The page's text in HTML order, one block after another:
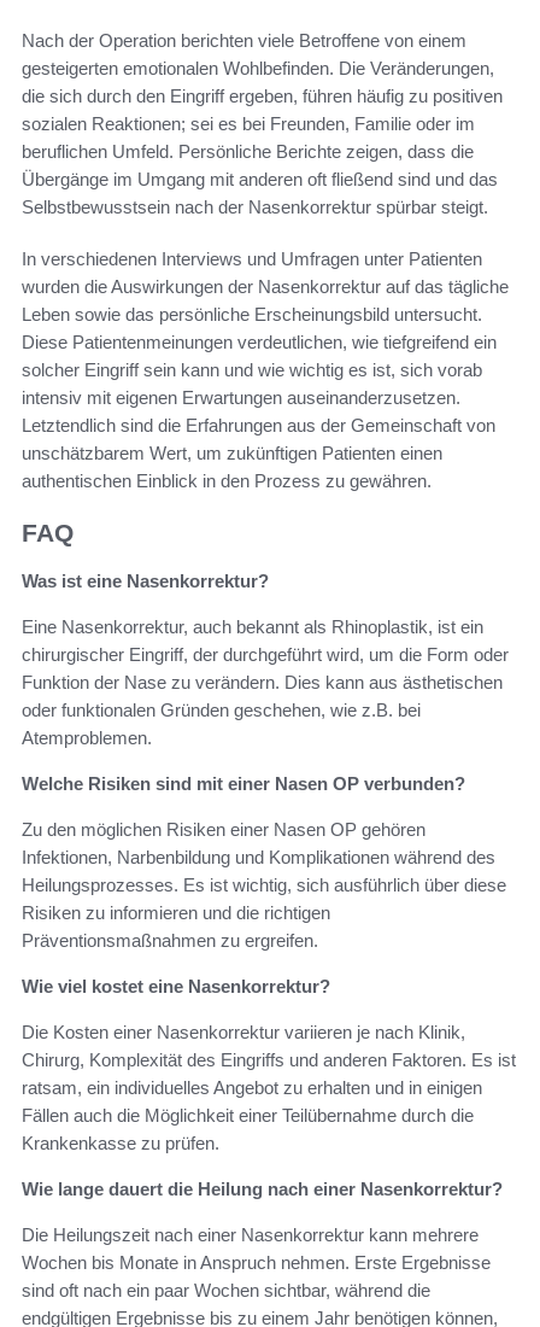
Nach der Operation berichten viele Betroffene von einem
gesteigerten emotionalen Wohlbefinden. Die Veränderungen,
die sich durch den Eingriff ergeben, führen häufig zu positiven
sozialen Reaktionen; sei es bei Freunden, Familie oder im
beruflichen Umfeld. Persönliche Berichte zeigen, dass die
Übergänge im Umgang mit anderen oft fließend sind und das
Selbstbewusstsein nach der Nasenkorrektur spürbar steigt.
In verschiedenen Interviews und Umfragen unter Patienten
wurden die Auswirkungen der Nasenkorrektur auf das tägliche
Leben sowie das persönliche Erscheinungsbild untersucht.
Diese Patientenmeinungen verdeutlichen, wie tiefgreifend ein
solcher Eingriff sein kann und wie wichtig es ist, sich vorab
intensiv mit eigenen Erwartungen auseinanderzusetzen.
Letztendlich sind die Erfahrungen aus der Gemeinschaft von
unschätzbarem Wert, um zukünftigen Patienten einen
authentischen Einblick in den Prozess zu gewähren.
FAQ
Was ist eine Nasenkorrektur?
Eine Nasenkorrektur, auch bekannt als Rhinoplastik, ist ein
chirurgischer Eingriff, der durchgeführt wird, um die Form oder
Funktion der Nase zu verändern. Dies kann aus ästhetischen
oder funktionalen Gründen geschehen, wie z.B. bei
Atemproblemen.
Welche Risiken sind mit einer Nasen OP verbunden?
Zu den möglichen Risiken einer Nasen OP gehören
Infektionen, Narbenbildung und Komplikationen während des
Heilungsprozesses. Es ist wichtig, sich ausführlich über diese
Risiken zu informieren und die richtigen
Präventionsmaßnahmen zu ergreifen.
Wie viel kostet eine Nasenkorrektur?
Die Kosten einer Nasenkorrektur variieren je nach Klinik,
Chirurg, Komplexität des Eingriffs und anderen Faktoren. Es ist
ratsam, ein individuelles Angebot zu erhalten und in einigen
Fällen auch die Möglichkeit einer Teilübernahme durch die
Krankenkasse zu prüfen.
Wie lange dauert die Heilung nach einer Nasenkorrektur?
Die Heilungszeit nach einer Nasenkorrektur kann mehrere
Wochen bis Monate in Anspruch nehmen. Erste Ergebnisse
sind oft nach ein paar Wochen sichtbar, während die
endgültigen Ergebnisse bis zu einem Jahr benötigen können,